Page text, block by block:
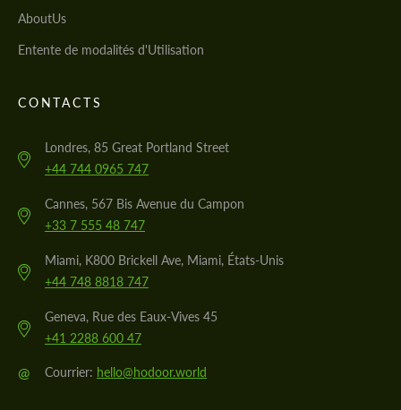
AboutUs
Entente de modalités d'Utilisation
CONTACTS
Londres, 85 Great Portland Street
+44 744 0965 747
Cannes, 567 Bis Avenue du Campon
+33 7 555 48 747
Miami, K800 Brickell Ave, Miami, États-Unis
+44 748 8818 747
Geneva, Rue des Eaux-Vives 45
+41 2288 600 47
@ Courrier: hello@hodoor.world